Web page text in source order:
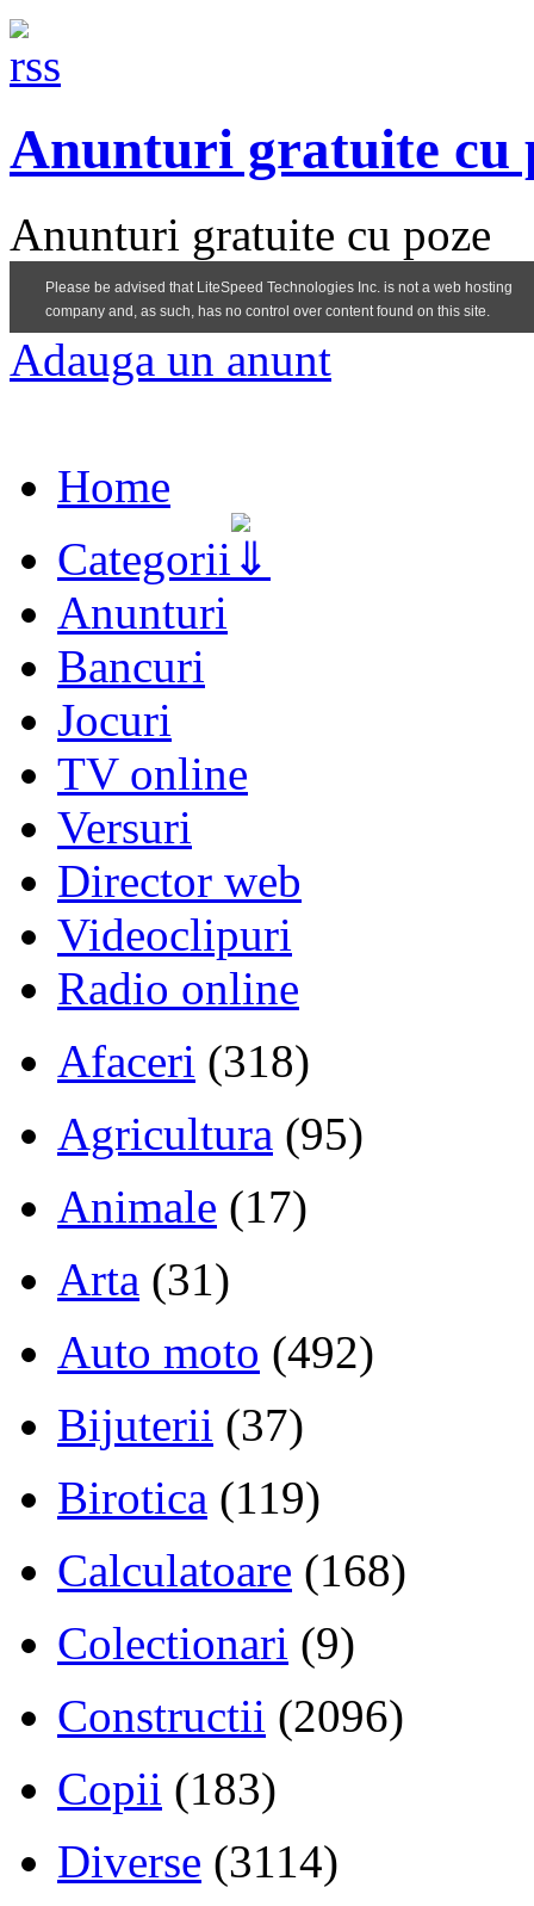
Anunturi gratuite cu
Anunturi gratuite cu poze
Adauga un anunt
Home
Categorii
Anunturi
Bancuri
Jocuri
TV online
Versuri
Director web
Videoclipuri
Radio online
Afaceri (318)
Agricultura (95)
Animale (17)
Arta (31)
Auto moto (492)
Bijuterii (37)
Birotica (119)
Calculatoare (168)
Colectionari (9)
Constructii (2096)
Copii (183)
Diverse (3114)